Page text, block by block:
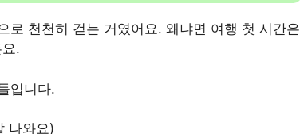
로 천천히 걷는 거였어요. 왜냐면 여행 첫 시간은
.
입니다.
나와요)